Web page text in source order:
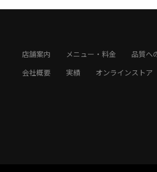
店舗案内 メニュー・料金 品質へ
会社概要 実績 オンラインストア